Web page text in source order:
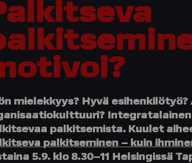
mielekkyys? Hyvä esihenkilötyö?
Integratalainen
palkitsemista. Kuulet
palkitseminen – kuin
5.9. klo 8.30–11 Helsingissä